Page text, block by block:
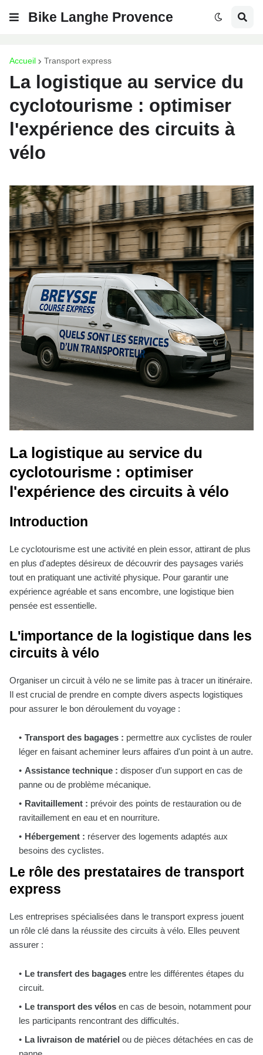
Bike Langhe Provence
Accueil Transport express
La logistique au service du
cyclotourisme : optimiser
l'expérience des circuits à
vélo
La logistique au service du
cyclotourisme : optimiser
l'expérience des circuits à vélo
Introduction
Le cyclotourisme est une activité en plein essor, attirant de plus
en plus d'adeptes désireux de découvrir des paysages variés
tout en pratiquant une activité physique. Pour garantir une
expérience agréable et sans encombre, une logistique bien
pensée est essentielle.
L'importance de la logistique dans les
circuits à vélo
Organiser un circuit à vélo ne se limite pas à tracer un itinéraire.
Il est crucial de prendre en compte divers aspects logistiques
pour assurer le bon déroulement du voyage :
Transport des bagages : permettre aux cyclistes de rouler
léger en faisant acheminer leurs affaires d'un point à un autre.
Assistance technique : disposer d'un support en cas de
panne ou de problème mécanique.
Ravitaillement : prévoir des points de restauration ou de
ravitaillement en eau et en nourriture.
Hébergement : réserver des logements adaptés aux
besoins des cyclistes.
Le rôle des prestataires de transport
express
Les entreprises spécialisées dans le transport express jouent
un rôle clé dans la réussite des circuits à vélo. Elles peuvent
assurer :
Le transfert des bagages entre les différentes étapes du
circuit.
Le transport des vélos en cas de besoin, notamment pour
les participants rencontrant des difficultés.
La livraison de matériel ou de pièces détachées en cas de